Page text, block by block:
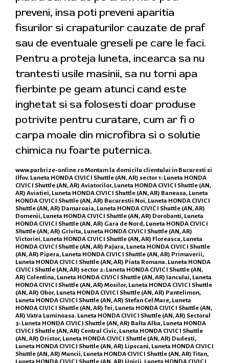
preveni, insa poti preveni aparitia
fisurilor si crapaturilor cauzate de praf
sau de eventuale greseli pe care le faci.
Pentru a proteja luneta, incearca sa nu
trantesti usile masinii, sa nu torni apa
fierbinte pe geam atunci cand este
inghetat si sa folosesti doar produse
potrivite pentru curatare, cum ar fi o
carpa moale din microfibra si o solutie
chimica nu foarte puternica.
www.parbrize-online.roMontam la domicilu clientului in Bucuresti si
Ilfov. Luneta HONDA CIVIC I Shuttle (AN, AR) sector 1: Luneta HONDA
CIVIC I Shuttle (AN, AR) Aviatorilor, Luneta HONDA CIVIC I Shuttle (AN,
AR) Aviatiei, Luneta HONDA CIVIC I Shuttle (AN, AR) Baneasa, Luneta
HONDA CIVIC I Shuttle (AN, AR) Bucurestii Noi, Luneta HONDA CIVIC I
Shuttle (AN, AR) Damaroaia, Luneta HONDA CIVIC I Shuttle (AN, AR)
Domenii, Luneta HONDA CIVIC I Shuttle (AN, AR) Dorobanti, Luneta
HONDA CIVIC I Shuttle (AN, AR) Gara de Nord, Luneta HONDA CIVIC I
Shuttle (AN, AR) Grivita, Luneta HONDA CIVIC I Shuttle (AN, AR)
Victoriei, Luneta HONDA CIVIC I Shuttle (AN, AR) Floreasca, Luneta
HONDA CIVIC I Shuttle (AN, AR) Pajura, Luneta HONDA CIVIC I Shuttle
(AN, AR) Pipera, Luneta HONDA CIVIC I Shuttle (AN, AR) Primaverii,
Luneta HONDA CIVIC I Shuttle (AN, AR) Piata Romana. Luneta HONDA
CIVIC I Shuttle (AN, AR) sector 2: Luneta HONDA CIVIC I Shuttle (AN,
AR) Colentina, Luneta HONDA CIVIC I Shuttle (AN, AR) Iancului, Luneta
HONDA CIVIC I Shuttle (AN, AR) Mosilor, Luneta HONDA CIVIC I Shuttle
(AN, AR) Obor, Luneta HONDA CIVIC I Shuttle (AN, AR) Pantelimon,
Luneta HONDA CIVIC I Shuttle (AN, AR) Stefan Cel Mare, Luneta
HONDA CIVIC I Shuttle (AN, AR) Tei, Luneta HONDA CIVIC I Shuttle (AN,
AR) Vatra Luminoasa. Luneta HONDA CIVIC I Shuttle (AN, AR) Sectorul
3: Luneta HONDA CIVIC I Shuttle (AN, AR) Balta Alba, Luneta HONDA
CIVIC I Shuttle (AN, AR) Centrul Civic, Luneta HONDA CIVIC I Shuttle
(AN, AR) Dristor, Luneta HONDA CIVIC I Shuttle (AN, AR) Dudesti,
Luneta HONDA CIVIC I Shuttle (AN, AR) Lipscani, Luneta HONDA CIVIC I
Shuttle (AN, AR) Muncii, Luneta HONDA CIVIC I Shuttle (AN, AR) Titan,
Luneta HONDA CIVIC I Shuttle (AN, AR) Unirii, Luneta HONDA CIVIC I